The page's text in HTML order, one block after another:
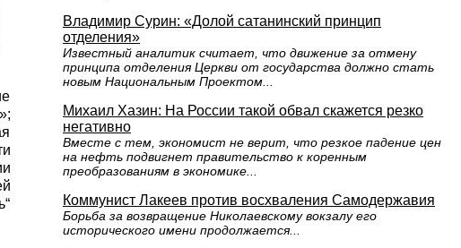
Владимир Сурин: «Долой сатанинский принцип
отделения»
Известный аналитик считает, что движение за отмену
принципа отделения Церкви от государства должно стать
новым Национальным Проектом...
Михаил Хазин: На России такой обвал скажется резко
негативно
Вместе с тем, экономист не верит, что резкое падение цен
на нефть подвигнет правительство к коренным
преобразованиям в экономике...
Коммунист Лакеев против восхваления Самодержавия
Борьба за возвращение Николаевскому вокзалу его
исторического имени продолжается...